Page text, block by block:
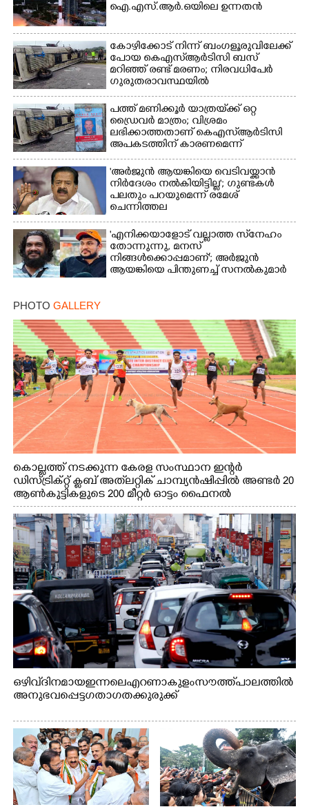
ഐ.എസ്.ആർ.ഒയിലെ ഉന്നതൻ
കോഴിക്കോട് നിന്ന് ബംഗളൂരുവിലേക്ക്
പോയ കെഎസ്‌ആർടിസി ബസ്
മറിഞ്ഞ് രണ്ട് മരണം; നിരവധിപേർ
ഗുരുതരാവസ്ഥയിൽ
പത്ത് മണിക്കൂർ യാത്രയ്‌ക്ക് ഒറ്റ
ഡ്രൈവർ മാത്രം; വിശ്രമം
ലഭിക്കാത്തതാണ് കെഎസ്‌ആർടിസി
അപകടത്തിന് കാരണമെന്ന്
വിമർശനം
'അർജുൻ ആയങ്കിയെ വെടിവയ്ക്കാൻ
നിർദേശം നൽകിയിട്ടില്ല'; ഗുണ്ടകൾ
പലതും പറയുമെന്ന് രമേശ്
ചെന്നിത്തല
'എനിക്കയാളോട് വല്ലാത്ത സ്‌നേഹം
തോന്നുന്നു, മനസ്
നിങ്ങൾക്കൊപ്പമാണ്'; അർജുൻ
ആയങ്കിയെ പിന്തുണച്ച് സനൽകുമാർ
PHOTO GALLERY
കൊല്ലത്ത് നടക്കുന്ന കേരള സംസ്ഥാന ഇന്റർ
ഡിസ്ട്രിക്റ്റ് ക്ലബ് അത്‌ലറ്റിക് ചാമ്പ്യൻഷിപ്പിൽ അണ്ടർ 20
ആൺകുട്ടികളുടെ 200 മീറ്റർ ഓട്ടം ഫൈനൽ
മത്സരത്തിനിടെ സിന്തറ്റിക് ട്രാക്കിന് കുറുകെ ഓടുന്ന
നായകൾ.
ഒഴിവ് ദിനമായ ഇന്നലെ എറണാകുളം സൗത്ത് പാലത്തിൽ
അനുഭവപ്പെട്ട ഗതാഗതക്കുരുക്ക്